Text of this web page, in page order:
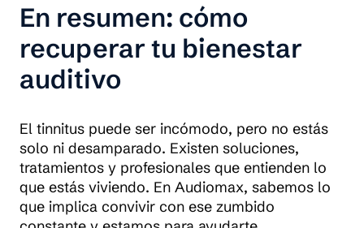
En resumen: cómo
recuperar tu bienestar
auditivo
El tinnitus puede ser incómodo, pero no estás
solo ni desamparado. Existen soluciones,
tratamientos y profesionales que entienden lo
que estás viviendo. En Audiomax, sabemos lo
que implica convivir con ese zumbido